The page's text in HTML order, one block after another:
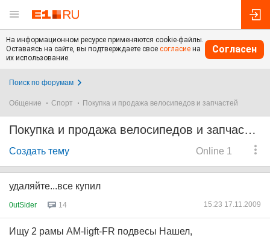
На информационном ресурсе применяются cookie-файлы.
Оставаясь на сайте, вы подтверждаете свое согласие на
их использование.
Согласен
Поиск по форумам
Общение Спорт Покупка и продажа велосипедов и запчастей
Покупка и продажа велосипедов и запчастей
Online 1
Создать тему
удаляйте...все купил
0utSider 14 15:23 17.11.2009
Ищу 2 рамы АМ-ligft-FR подвесы Нашел,